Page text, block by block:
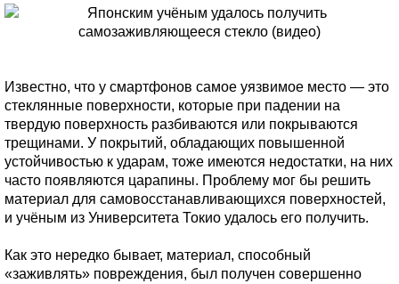
Известно, что у смартфонов самое уязвимое место — это
стеклянные поверхности, которые при падении на
твердую поверхность разбиваются или покрываются
трещинами. У покрытий, обладающих повышенной
устойчивостью к ударам, тоже имеются недостатки, на них
часто появляются царапины. Проблему мог бы решить
материал для самовосстанавливающихся поверхностей,
и учёным из Университета Токио удалось его получить.
Как это нередко бывает, материал, способный
«заживлять» повреждения, был получен совершенно